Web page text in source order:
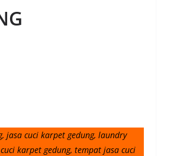
jasa cuci karpet gedung, laundry
karpet gedung, tempat jasa cuci